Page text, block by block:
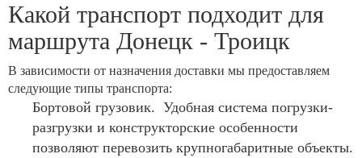
Какой транспорт подходит для
маршрута Донецк - Троицк
В зависимости от назначения доставки мы предоставляем
следующие типы транспорта:
Бортовой грузовик. Удобная система погрузки-
разгрузки и конструкторские особенности
позволяют перевозить крупногабаритные объекты.